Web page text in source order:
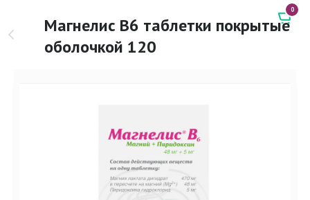
Магнелис В6 таблетки покрытые
оболочкой 120
0